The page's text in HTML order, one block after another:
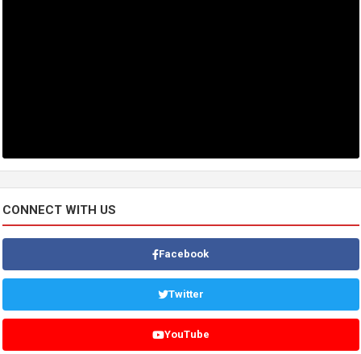
CONNECT WITH US
Facebook
Twitter
YouTube